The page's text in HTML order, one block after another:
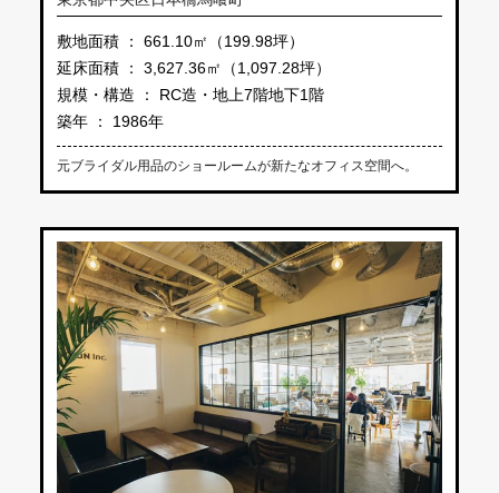
敷地面積 ： 661.10㎡（199.98坪）
延床面積 ： 3,627.36㎡（1,097.28坪）
規模・構造 ： RC造・地上7階地下1階
築年 ： 1986年
元ブライダル用品のショールームが新たなオフィス空間へ。